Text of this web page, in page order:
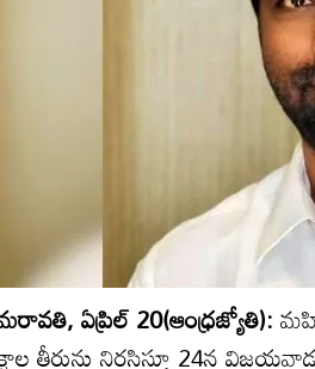
ఏప్రిల్‌ 20(ఆంధ్రజ్యోతి):
తీరును నిరసిస్తూ 24న